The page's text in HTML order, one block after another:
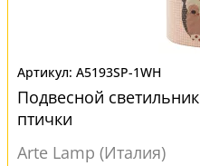
A5193SP-1WH
Подвесной
птички
Arte Lamp (Италия)